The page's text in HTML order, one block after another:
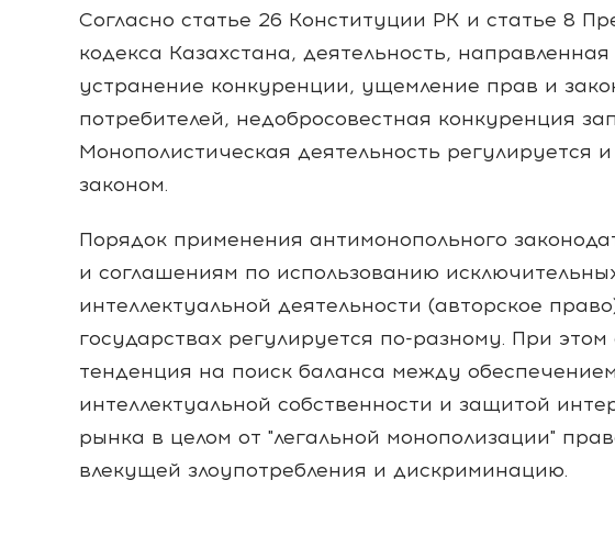
Согласно статье 26 Конституции РК и статье 8
кодекса Казахстана, деятельность,
устранение конкуренции, ущемление прав и
потребителей, недобросовестная конкуренция
Монополистическая деятельность регулируется
законом.
Порядок применения антимонопольного
и соглашениям по использованию
интеллектуальной деятельности (авторское
государствах регулируется по-разному. При
тенденция на поиск баланса между
интеллектуальной собственности и защитой
рынка в целом от "легальной монополизации"
влекущей злоупотребления и дискриминацию.